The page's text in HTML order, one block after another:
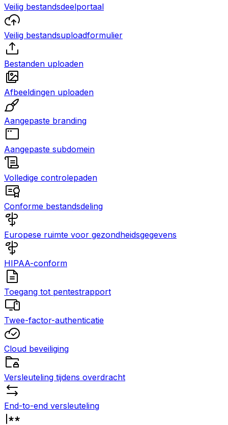
Veilig bestandsdeelportaal
Veilig bestandsuploadformulier
Bestanden uploaden
Afbeeldingen uploaden
Aangepaste branding
Aangepaste subdomein
Volledige controlepaden
Conforme bestandsdeling
Europese ruimte voor gezondheidsgegevens
HIPAA-conform
Toegang tot pentestrapport
Twee-factor-authenticatie
Cloud beveiliging
Versleuteling tijdens overdracht
End-to-end versleuteling